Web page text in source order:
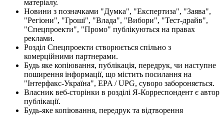
матеріалу.
Новини з позначками "Думка", "Експертиза", "Заява",
"Регіони", "Гроші", "Влада", "Вибори", "Тест-драйв",
"Спецпроекти", "Промо" публікуються на правах
реклами.
Розділ Спецпроекти створюється спільно з
комерційними партнерами.
Будь яке копіювання, публікація, передрук, чи наступне
поширення інформації, що містить посилання на
"Інтерфакс-Україна", EPA / UPG, суворо забороняється.
Власник веб-сторінки в розділі Я-Корреспондент є автор
публікації.
Будь-яке копіювання, передрук та відтворення